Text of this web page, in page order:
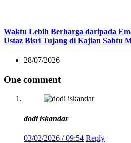
Waktu Lebih Berharga daripada
Ustaz Bisri Tujang di Kajian Sabtu
28/07/2026
One comment
dodi iskandar
03/02/2026 / 09:54 Reply